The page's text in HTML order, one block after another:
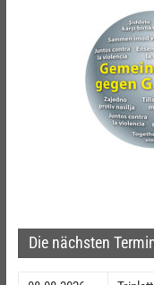
Die nächsten